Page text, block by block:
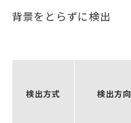
背景をとらずに検出
検出方式 検出方向